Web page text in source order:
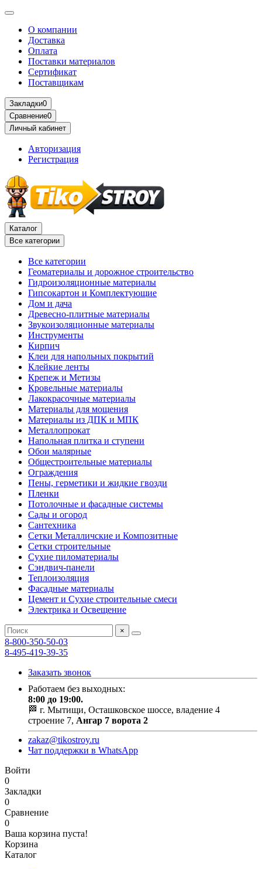
О компании
Доставка
Оплата
Поставки материалов
Сертификат
Поставщикам
Закладки0
Сравнение0
Личный кабинет
Авторизация
Регистрация
Каталог
Все категории
Все категории
Геоматериалы и дорожное строительство
Гидроизоляционные материалы
Гипсокартон и Комплектующие
Дом и дача
Древесно-плитные материалы
Звукоизоляционные материалы
Инструменты
Кирпич
Клеи для напольных покрытий
Клейкие ленты
Крепеж и Метизы
Кровельные материалы
Лакокрасочные материалы
Материалы для мощения
Материалы из ДПК и МПК
Металлопрокат
Напольная плитка и ступени
Обои малярные
Общестроительные материалы
Ограждения
Пены, герметики и жидкие гвозди
Пленки
Потолочные и фасадные системы
Сады и огород
Сантехника
Сетки Металличские и Композитные
Сетки строительные
Сухие пиломатериалы
Сэндвич-панели
Теплоизоляция
Фасадные материалы
Цемент и Сухие строительные смеси
Электрика и Освещение
×
8-800-350-50-03
8-495-419-39-35
Заказать звонок
Работаем без выходных:
8:00 до 19:00.
🏁 г. Мытищи, Осташковское шоссе, владение 4
строение 7, Ангар 7 ворота 2
zakaz@tikostroy.ru
Чат поддержки в WhatsApp
Войти
0
Закладки
0
Сравнение
0
Ваша корзина пуста!
Корзина
Каталог